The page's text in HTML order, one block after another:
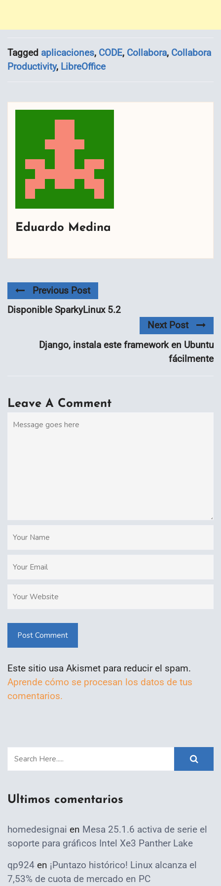
Tagged aplicaciones, CODE, Collabora, Collabora
Productivity, LibreOffice
Eduardo Medina
Previous Post
Disponible SparkyLinux 5.2
Next Post
Django, instala este framework en Ubuntu
fácilmente
Leave A Comment
Post Comment
Este sitio usa Akismet para reducir el spam.
Aprende cómo se procesan los datos de tus
comentarios.
Ultimos comentarios
homedesignai en Mesa 25.1.6 activa de serie el
soporte para gráficos Intel Xe3 Panther Lake
qp924 en ¡Puntazo histórico! Linux alcanza el
7,53% de cuota de mercado en PC